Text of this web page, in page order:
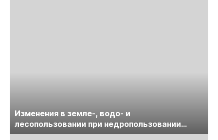
Изменения в земле-, водо- и
лесопользовании при недропользовании
обсудят на семинаре «ПравоТЭК»